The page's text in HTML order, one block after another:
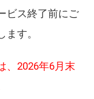
ビス終了前にご
す。
、2026年6月末